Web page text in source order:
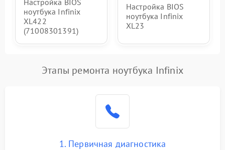
ноутбука Infinix
XL422
(71008301391)
Настройка BIOS
ноутбука Infinix
XL23
Этапы ремонта ноутбука Infinix
1. Первичная диагностика